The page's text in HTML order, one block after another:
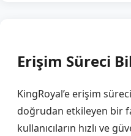
Erişim Süreci
KingRoyal’e erişim
doğrudan etkileyen bir
kullanıcıların hızlı ve